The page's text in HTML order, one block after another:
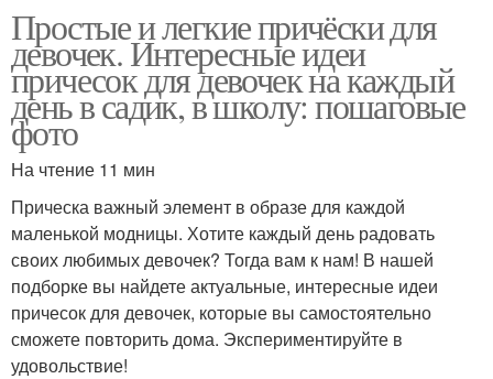
Простые и легкие причёски для
девочек. Интересные идеи
причесок для девочек на каждый
день в садик, в школу: пошаговые
фото
На чтение 11 мин
Прическа важный элемент в образе для каждой
маленькой модницы. Хотите каждый день радовать
своих любимых девочек? Тогда вам к нам! В нашей
подборке вы найдете актуальные, интересные идеи
причесок для девочек, которые вы самостоятельно
сможете повторить дома. Экспериментируйте в
удовольствие!